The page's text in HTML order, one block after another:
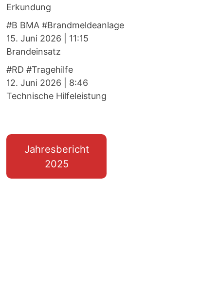
Erkundung
#B BMA #Brandmeldeanlage
15. Juni 2026
11:15
Brandeinsatz
#RD #Tragehilfe
12. Juni 2026
8:46
Technische Hilfeleistung
Jahresbericht
2025